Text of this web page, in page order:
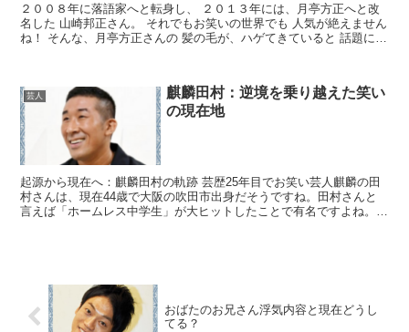
２００８年に落語家へと転身し、 ２０１３年には、月亭方正へと改
名した 山崎邦正さん。 それでもお笑いの世界でも 人気が絶えません
ね！ そんな、月亭方正さんの 髪の毛が、ハゲてきていると 話題にな
芸人
麒麟田村：逆境を乗り越えた笑い
の現在地
起源から現在へ：麒麟田村の軌跡 芸歴25年目でお笑い芸人麒麟の田
村さんは、現在44歳で大阪の吹田市出身だそうですね。田村さんと
言えば「ホームレス中学生」が大ヒットしたことで有名ですよね。
おばたのお兄さん浮気内容と現在どうし
てる？